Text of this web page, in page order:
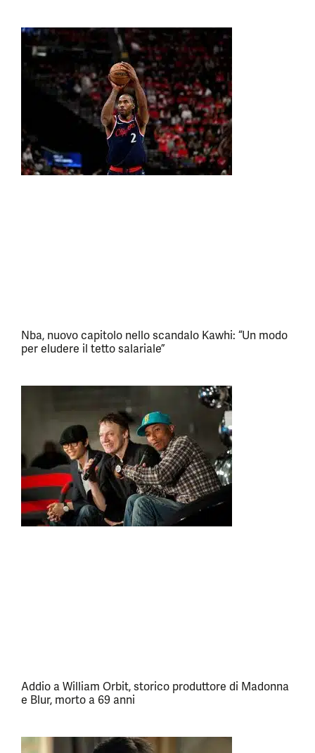
Nba, nuovo capitolo nello scandalo Kawhi: “Un modo
per eludere il tetto salariale”
Addio a William Orbit, storico produttore di Madonna
e Blur, morto a 69 anni